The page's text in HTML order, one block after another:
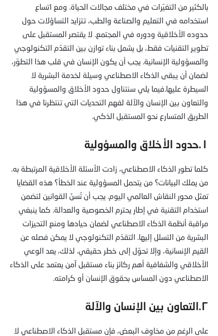
بالكثير من التغيّرات في مختلف مجالات الحياة. ومع اتساع
استخدامه في التعليم والصناعة والطب، تتزايد التساؤلات حول
حدوده الأخلاقية ودوره في المجتمع. لا يقتصر المستقبل على
تطوير التقنيات فقط، بل يشمل بناء توازن بين التقدّم التكنولوجي
والمسؤولية الإنسانية. يجب أن يكون الإنسان في قلب هذا التطوّر،
لضمان أن يبقى الذكاء الاصطناعي وسيلة لخدمة البشرية لا
السيطرة عليها.فيما يلي سنتناول حدود الأخلاق والمسؤولية
والتعاون بين الإنسان والآلة لفهم التحديات التي تنتظرنا في هذا
الطريق المتسارع نحو المستقبل الذكي.
١.حدود الأخلاق والمسؤولية
كلما تطور الذكاء الاصطناعي، زادت الأسئلة الأخلاقية المرتبطة به.
من يملك البيانات؟ من يتحمل المسؤولية عند الخطأ؟ هذه القضايا
تمثل محور النقاش العالمي اليوم. يجب أن تُسنّ القوانين لتضمن
استخدام التقنية في إطار يحترم الخصوصية والعدالة. كما ينبغي
مراقبة أنظمة الذكاء الاصطناعي لضمان حيادها ومنع التحيزات
البشرية من التسلل إليها. التقدّم التكنولوجي لا يمكن فصله عن
القيم الإنسانية، وإلا تحوّل إلى خطر حقيقي. لذلك، يعد الوعي
الأخلاقي والشفافية أهم ركائز بناء مستقبل آمن يعتمد على الذكاء
الاصطناعي دون المساس بحقوق الإنسان أو كرامته.
٢.التعاون بين الإنسان والآلة
على الرغم من مخاوف البعض، فإن مستقبل الذكاء الاصطناعي لا